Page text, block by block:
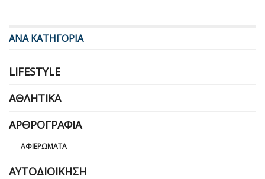
ΑΝΑ ΚΑΤΗΓΟΡΙΑ
LIFESTYLE
ΑΘΛΗΤΙΚΆ
ΑΡΘΡΟΓΡΑΦΊΑ
ΑΦΙΕΡΏΜΑΤΑ
ΑΥΤΟΔΙΟΊΚΗΣΗ